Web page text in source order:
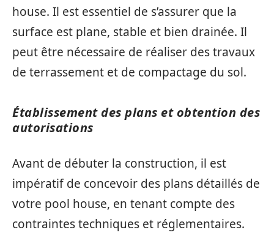
house. Il est essentiel de s’assurer que la
surface est plane, stable et bien drainée. Il
peut être nécessaire de réaliser des travaux
de terrassement et de compactage du sol.
Établissement des plans et obtention des
autorisations
Avant de débuter la construction, il est
impératif de concevoir des plans détaillés de
votre pool house, en tenant compte des
contraintes techniques et réglementaires.